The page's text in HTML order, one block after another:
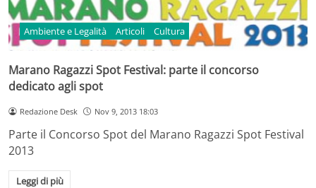
Ambiente e Legalità Articoli Cultura
Marano Ragazzi Spot Festival: parte il concorso
dedicato agli spot
Redazione Desk Nov 9, 2013 18:03
Parte il Concorso Spot del Marano Ragazzi Spot Festival
2013
Leggi di più